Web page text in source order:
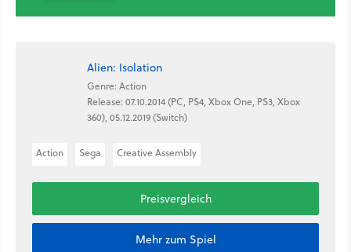
Alien: Isolation
Genre: Action
Release: 07.10.2014 (PC, PS4, Xbox One, PS3, Xbox
360), 05.12.2019 (Switch)
Action Sega Creative Assembly
Preisvergleich
Mehr zum Spiel